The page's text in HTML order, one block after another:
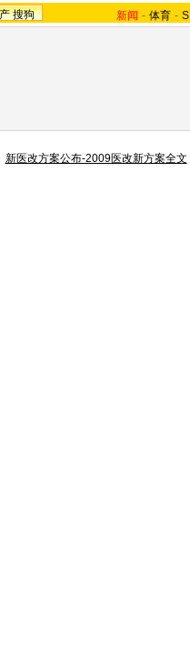
搜狗 新闻 - 体育 - S
新医改方案公布-2009医改新方案全文